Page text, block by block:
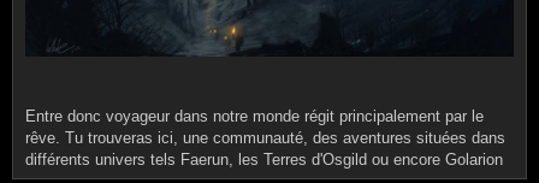
Entre donc voyageur dans notre monde régit principalement par le
rêve. Tu trouveras ici, une communauté, des aventures situées dans
différents univers tels Faerun, les Terres d'Osgild ou encore Golarion